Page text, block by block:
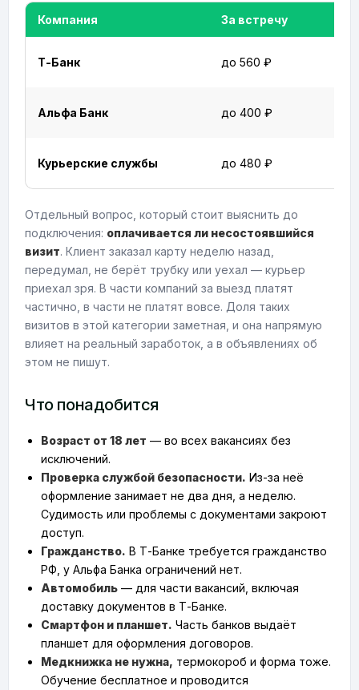
Компания За встречу
Т-Банк до 560 ₽
Альфа Банк до 400 ₽
Курьерские службы до 480 ₽
Отдельный вопрос, который стоит выяснить до
подключения: оплачивается ли несостоявшийся
визит. Клиент заказал карту неделю назад,
передумал, не берёт трубку или уехал — курьер
приехал зря. В части компаний за выезд платят
частично, в части не платят вовсе. Доля таких
визитов в этой категории заметная, и она напрямую
влияет на реальный заработок, а в объявлениях об
этом не пишут.
Что понадобится
Возраст от 18 лет — во всех вакансиях без
исключений.
Проверка службой безопасности. Из-за неё
оформление занимает не два дня, а неделю.
Судимость или проблемы с документами закроют
доступ.
Гражданство. В Т-Банке требуется гражданство
РФ, у Альфа Банка ограничений нет.
Автомобиль — для части вакансий, включая
доставку документов в Т-Банке.
Смартфон и планшет. Часть банков выдаёт
планшет для оформления договоров.
Медкнижка не нужна, термокороб и форма тоже.
Обучение бесплатное и проводится